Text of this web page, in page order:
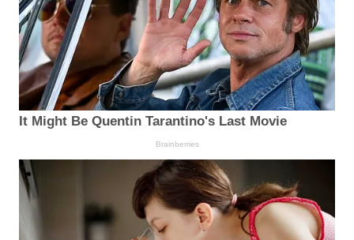
It Might Be Quentin Tarantino's Last Movie
Brainberries